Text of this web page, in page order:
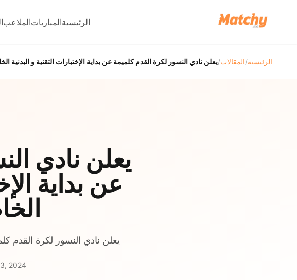
الرئيسيةالمبارياتالملاعب
الرئيسية/المقالات/يعلن نادي النسور لكرة القدم كلميمة عن بداية الإختبارات التقنية و البدنية
يعلن نادي
عن بداية
يعلن نادي النسور لكرة القدم
2024